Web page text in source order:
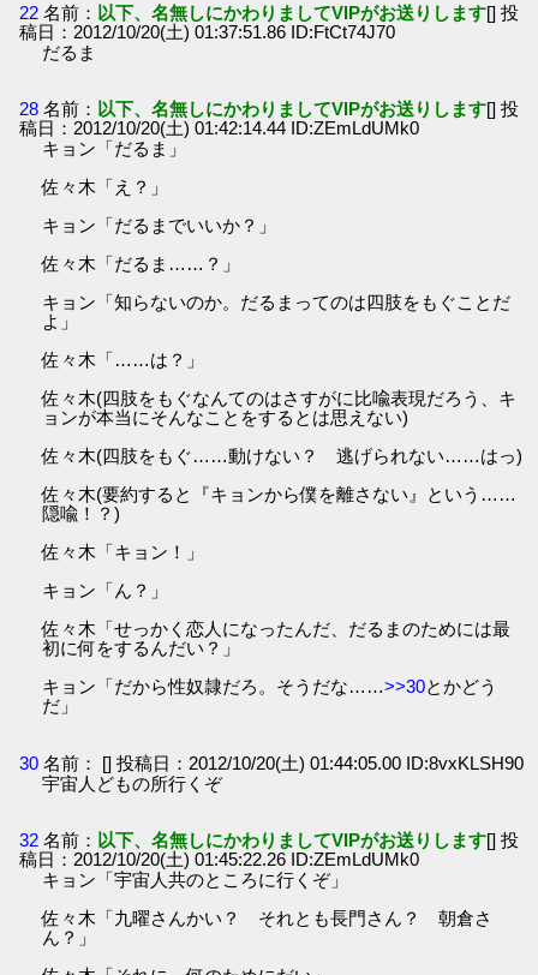
22 名前： 以下、名無しにかわりましてVIPがお送りします[] 投
稿日：2012/10/20(土) 01:37:51.86 ID:FtCt74J70
だるま
28 名前： 以下、名無しにかわりましてVIPがお送りします[] 投
稿日：2012/10/20(土) 01:42:14.44 ID:ZEmLdUMk0
キョン「だるま」
佐々木「え？」
キョン「だるまでいいか？」
佐々木「だるま……？」
キョン「知らないのか。だるまってのは四肢をもぐことだ
よ」
佐々木「……は？」
佐々木(四肢をもぐなんてのはさすがに比喩表現だろう、キ
ョンが本当にそんなことをするとは思えない)
佐々木(四肢をもぐ……動けない？ 逃げられない……はっ)
佐々木(要約すると『キョンから僕を離さない』という……
隠喩！？)
佐々木「キョン！」
キョン「ん？」
佐々木「せっかく恋人になったんだ、だるまのためには最
初に何をするんだい？」
キョン「だから性奴隷だろ。そうだな……>>30とかどう
だ」
30 名前：
[] 投稿日：2012/10/20(土) 01:44:05.00 ID:8vxKLSH90
宇宙人どもの所行くぞ
32 名前： 以下、名無しにかわりましてVIPがお送りします[] 投
稿日：2012/10/20(土) 01:45:22.26 ID:ZEmLdUMk0
キョン「宇宙人共のところに行くぞ」
佐々木「九曜さんかい？ それとも長門さん？ 朝倉さ
ん？」